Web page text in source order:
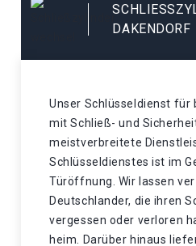
AKENDORF
Unser Schlüsseldienst für
mit Schließ- und
meistverbreitete
Schlüsseldienstes ist im
Türöffnung. Wir lassen
Deutschlander, die ihren
vergessen oder verloren
heim. Darüber hinaus